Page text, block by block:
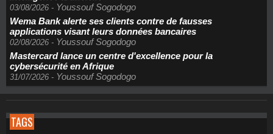
03/08/2026 - Youssouf Sogodogo
Wema Bank alerte ses clients contre de fausses
applications visant leurs données bancaires
02/08/2026 - Youssouf Sogodogo
Mastercard lance un centre d'excellence pour la
cybersécurité en Afrique
31/07/2026 - Youssouf Sogodogo
TAGS